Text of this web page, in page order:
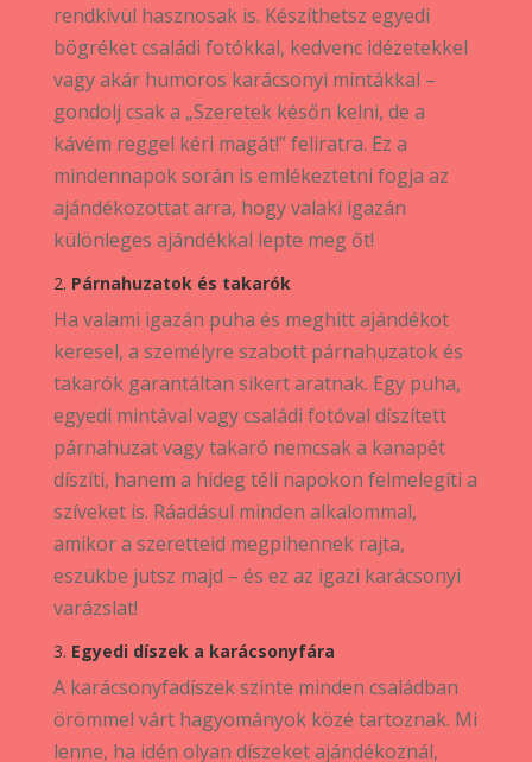
rendkívül hasznosak is. Készíthetsz egyedi
bögréket családi fotókkal, kedvenc idézetekkel
vagy akár humoros karácsonyi mintákkal –
gondolj csak a „Szeretek későn kelni, de a
kávém reggel kéri magát!” feliratra. Ez a
mindennapok során is emlékeztetni fogja az
ajándékozottat arra, hogy valaki igazán
különleges ajándékkal lepte meg őt!
2. Párnahuzatok és takarók
Ha valami igazán puha és meghitt ajándékot
keresel, a személyre szabott párnahuzatok és
takarók garantáltan sikert aratnak. Egy puha,
egyedi mintával vagy családi fotóval díszített
párnahuzat vagy takaró nemcsak a kanapét
díszíti, hanem a hideg téli napokon felmelegíti a
szíveket is. Ráadásul minden alkalommal,
amikor a szeretteid megpihennek rajta,
eszükbe jutsz majd – és ez az igazi karácsonyi
varázslat!
3. Egyedi díszek a karácsonyfára
A karácsonyfadíszek szinte minden családban
örömmel várt hagyományok közé tartoznak. Mi
lenne, ha idén olyan díszeket ajándékoznál,